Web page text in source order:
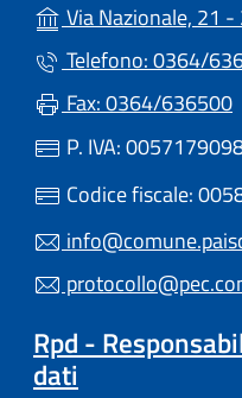
Via Nazionale, 21
Telefono: 0364/
Fax: 0364/636500
P. IVA:
Codice fiscale:
Rpd -
dati